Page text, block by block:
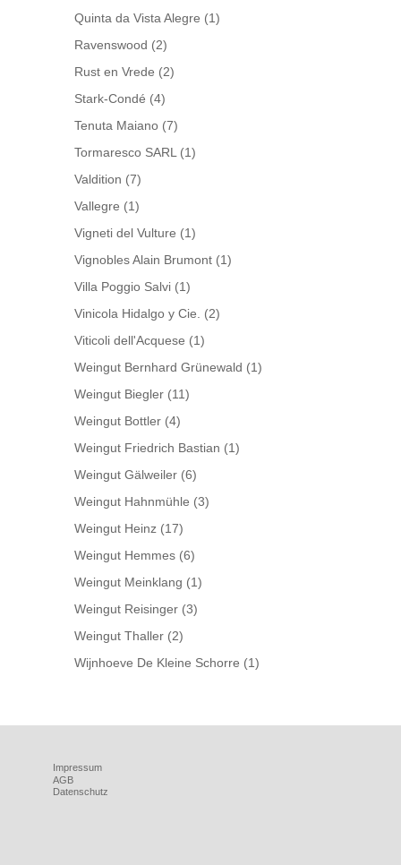
Quinta da Vista Alegre (1)
Ravenswood (2)
Rust en Vrede (2)
Stark-Condé (4)
Tenuta Maiano (7)
Tormaresco SARL (1)
Valdition (7)
Vallegre (1)
Vigneti del Vulture (1)
Vignobles Alain Brumont (1)
Villa Poggio Salvi (1)
Vinicola Hidalgo y Cie.
(2)
Viticoli dell'Acquese (1)
Weingut Bernhard Grünewald (1)
Weingut Biegler (11)
Weingut Bottler (4)
Weingut Friedrich Bastian (1)
Weingut Gälweiler (6)
Weingut Hahnmühle (3)
Weingut Heinz (17)
Weingut Hemmes (6)
Weingut Meinklang (1)
Weingut Reisinger (3)
Weingut Thaller (2)
Wijnhoeve De Kleine Schorre (1)
Impressum
AGB
Datenschutz